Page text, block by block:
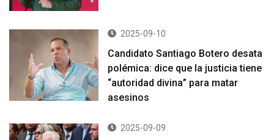
2025-09-10
Candidato Santiago Botero desata
polémica: dice que la justicia tiene
“autoridad divina” para matar
asesinos
2025-09-09